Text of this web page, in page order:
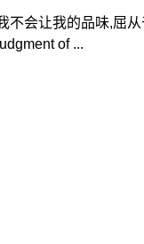
不会让我的品味,屈
of ...